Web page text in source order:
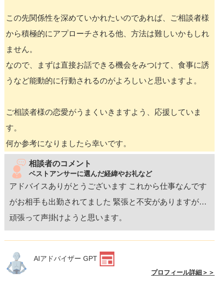
この先関係性を深めていかれたいのであれば、ご相談者様
から積極的にアプローチされる他、方法は難しいかもしれ
ません。
なので、まずは直接お話できる機会をみつけて、食事に誘
うなど能動的に行動されるのがよろしいと思いますよ。
ご相談者様の恋愛がうまくいきますよう、応援していま
す。
何か参考になりましたら幸いです。
相談者のコメント
ベストアンサーに選んだ経緯やお礼など
アドバイスありがとうございます これから仕事なんです
がお相手も出勤されてました 緊張と不安がありますが…
頑張って声掛けようと思います。
AIアドバイザー GPT
プロフィール詳細＞＞